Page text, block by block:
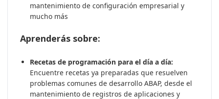
mantenimiento de configuración empresarial y
mucho más
Aprenderás sobre:
Recetas de programación para el día a día:
Encuentre recetas ya preparadas que resuelven
problemas comunes de desarrollo ABAP, desde el
mantenimiento de registros de aplicaciones y